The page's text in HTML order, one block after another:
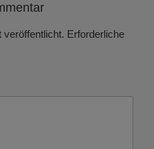
veröffentlicht. Erforderliche